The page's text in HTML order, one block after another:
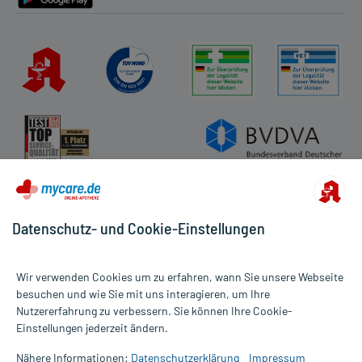
Alle Preise gelten inkl. MwSt., ggf. zzgl. Versandkosten
Informationen auf dieser Website werden ausschließlich für
Datenschutz- und Cookie-Einstellungen
Wir verwenden Cookies um zu erfahren, wann Sie unsere Webseite
besuchen und wie Sie mit uns interagieren, um Ihre
Nutzererfahrung zu verbessern. Sie können Ihre Cookie-
Einstellungen jederzeit ändern.
Nähere Informationen: Datenschutzerklärung Impressum